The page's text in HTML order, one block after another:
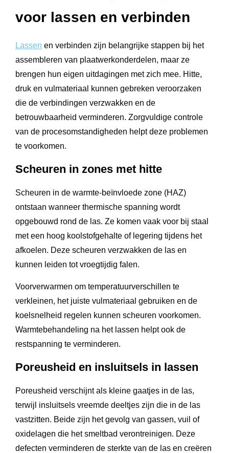
voor lassen en verbinden
Lassen en verbinden zijn belangrijke stappen bij het
assembleren van plaatwerkonderdelen, maar ze
brengen hun eigen uitdagingen met zich mee. Hitte,
druk en vulmateriaal kunnen gebreken veroorzaken
die de verbindingen verzwakken en de
betrouwbaarheid verminderen. Zorgvuldige controle
van de procesomstandigheden helpt deze problemen
te voorkomen.
Scheuren in zones met hitte
Scheuren in de warmte-beïnvloede zone (HAZ)
ontstaan wanneer thermische spanning wordt
opgebouwd rond de las. Ze komen vaak voor bij staal
met een hoog koolstofgehalte of legering tijdens het
afkoelen. Deze scheuren verzwakken de las en
kunnen leiden tot vroegtijdig falen.
Voorverwarmen om temperatuurverschillen te
verkleinen, het juiste vulmateriaal gebruiken en de
koelsnelheid regelen kunnen scheuren voorkomen.
Warmtebehandeling na het lassen helpt ook de
restspanning te verminderen.
Poreusheid en insluitsels in lassen
Poreusheid verschijnt als kleine gaatjes in de las,
terwijl insluitsels vreemde deeltjes zijn die in de las
vastzitten. Beide zijn het gevolg van gassen, vuil of
oxidelagen die het smeltbad verontreinigen. Deze
defecten verminderen de sterkte van de las en creëren